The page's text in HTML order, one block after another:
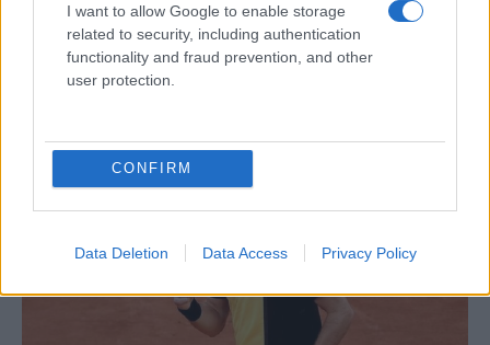
I want to allow Google to enable storage
related to security, including authentication
functionality and fraud prevention, and other
user protection.
CONFIRM
Data Deletion Data Access Privacy Policy
«Σε επικείμενο νομοσχέδιο που θα έρθει σε
λίγες ημέρες θα διευρύνουμε τις
αρμοδιότητες όσο αφορά τις περιπτώσεις
παραβατικότητας και στο μπάσκετ»